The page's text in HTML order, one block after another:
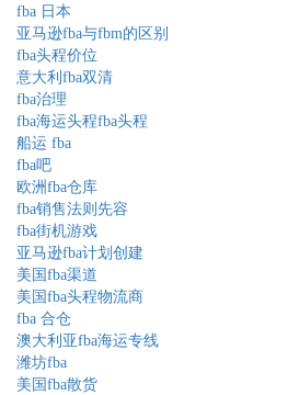
fba 日本
亚马逊fba与fbm的区别
fba头程价位
意大利fba双清
fba治理
fba海运头程fba头程
船运 fba
fba吧
欧洲fba仓库
fba销售法则先容
fba街机游戏
亚马逊fba计划创建
美国fba渠道
美国fba头程物流商
fba 合仓
澳大利亚fba海运专线
潍坊fba
美国fba散货